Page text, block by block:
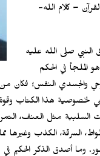
– كلام الله-
صلى الله عليه
الملجأ في الحكم
والجسدي النفس؛ فكان
هذا الكتاب وقوة
مثل العنف،
السرقة، الكذب
وما أصدق الذكر الحكيم